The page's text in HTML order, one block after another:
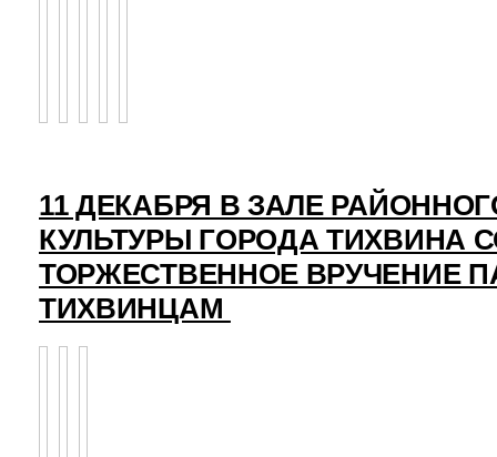
11 ДЕКАБРЯ В ЗАЛЕ
КУЛЬТУРЫ ГОРОДА ТИХВИНА
ТОРЖЕСТВЕННОЕ ВРУЧЕНИЕ
ТИХВИНЦАМ